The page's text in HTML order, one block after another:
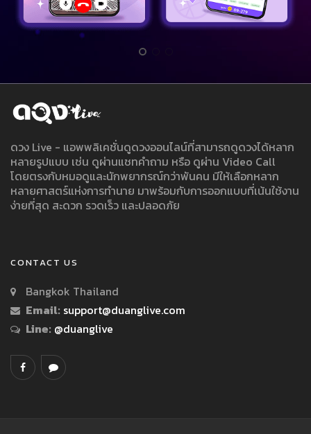
ดวง Live - แอพพลิเคชั่นดูดวงออนไลน์ที่สามารถดูดวงได้หลาก
หลายรูปแบบ เช่น ดูผ่านแชทคำถาม หรือ ดูผ่าน Video Call
โดยตรงกับหมอดูและนักพยากรณ์กว่าพันคน มีให้เลือกหลาก
หลายศาสตร์แห่งการทำนาย มาพร้อมกับการออกแบบที่เน้นใช้งาน
ง่ายที่สุด สะดวก รวดเร็ว และปลอดภัย
CONTACT US
Bangkok Thailand
Email: support@duanglive.com
Line: @duanglive